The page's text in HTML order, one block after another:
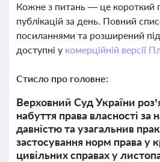
Кожне з питань — це короткий
публікацій за день. Повний
посиланнями та розширений
доступні у комерційній версії
Стисло про головне:
Верховний Суд України
набуття права власності за
давністю та узагальнив
застосування норм права у
цивільних справах у